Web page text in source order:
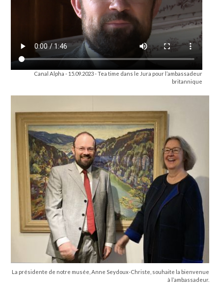
Canal Alpha - 15.09.2023 - Tea time dans le Jura pour l’ambassadeur
britannique
La présidente de notre musée, Anne Seydoux-Christe, souhaite la bienvenue
à l’ambassadeur.